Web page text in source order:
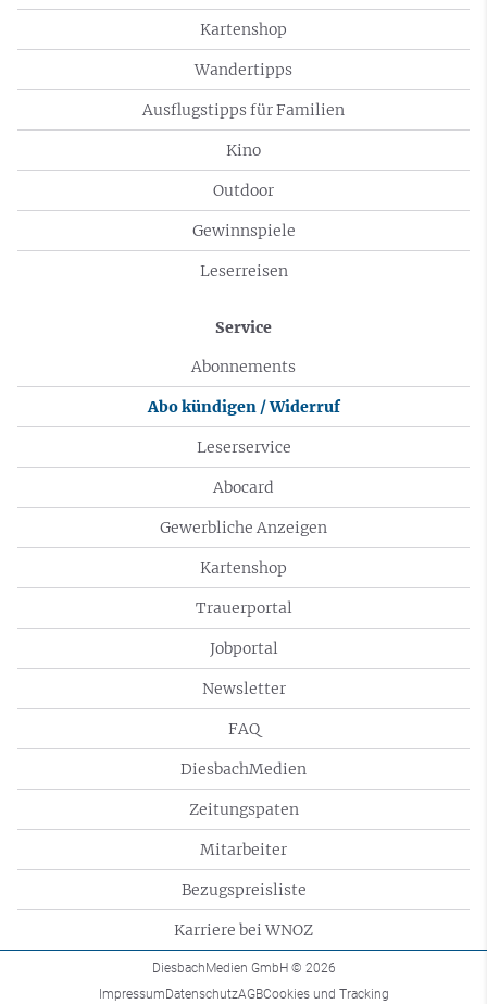
Kartenshop
Wandertipps
Ausflugstipps für Familien
Kino
Outdoor
Gewinnspiele
Leserreisen
Service
Abonnements
Abo kündigen / Widerruf
Leserservice
Abocard
Gewerbliche Anzeigen
Kartenshop
Trauerportal
Jobportal
Newsletter
FAQ
DiesbachMedien
Zeitungspaten
Mitarbeiter
Bezugspreisliste
Karriere bei WNOZ
DiesbachMedien GmbH © 2026
ImpressumDatenschutzAGBCookies und Tracking